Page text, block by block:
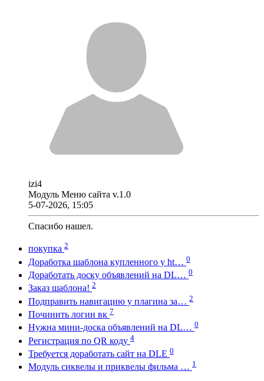
izi4
Модуль Меню сайта v.1.0
5-07-2026, 15:05
Спасибо нашел.
покупка 2
Доработка шаблона купленного у ht… 0
Доработать доску объявлений на DL… 0
Заказ шаблона! 2
Подправить навигацию у плагина за… 2
Починить логин вк 7
Нужна мини-доска объявлений на DL… 0
Регистрация по QR коду 4
Требуется доработать сайт на DLE 0
Модуль сиквелы и приквелы фильма … 1